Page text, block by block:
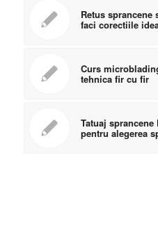
Retus sprancene
faci corectiile
Curs
tehnica fir cu fir
Tatuaj
pentru alegerea